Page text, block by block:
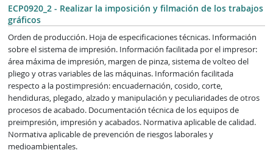
ECP0920_2 - Realizar la imposición y filmación de los trabajos
gráficos
Orden de producción. Hoja de especificaciones técnicas. Información
sobre el sistema de impresión. Información facilitada por el impresor:
área máxima de impresión, margen de pinza, sistema de volteo del
pliego y otras variables de las máquinas. Información facilitada
respecto a la postimpresión: encuadernación, cosido, corte,
hendiduras, plegado, alzado y manipulación y peculiaridades de otros
procesos de acabado. Documentación técnica de los equipos de
preimpresión, impresión y acabados. Normativa aplicable de calidad.
Normativa aplicable de prevención de riesgos laborales y
medioambientales.